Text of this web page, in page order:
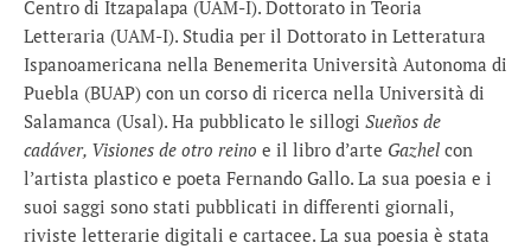
Centro di Itzapalapa (UAM-I). Dottorato in Teoria
Letteraria (UAM-I). Studia per il Dottorato in Letteratura
Ispanoamericana nella Benemerita Università Autonoma di
Puebla (BUAP) con un corso di ricerca nella Università di
Salamanca (Usal). Ha pubblicato le sillogi Sueños de
cadáver, Visiones de otro reino e il libro d’arte Gazhel con
l’artista plastico e poeta Fernando Gallo. La sua poesia e i
suoi saggi sono stati pubblicati in differenti giornali,
riviste letterarie digitali e cartacee. La sua poesia è stata